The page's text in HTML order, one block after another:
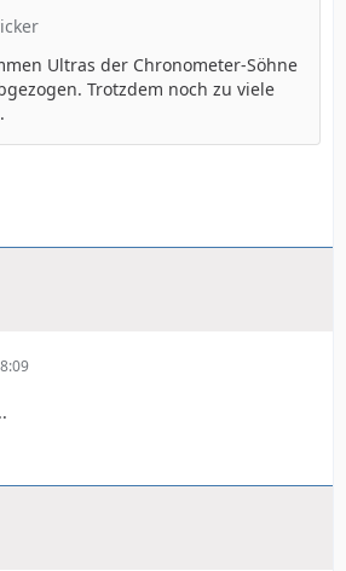
Ultras der Chronometer-Söhne
Trotzdem noch zu viele